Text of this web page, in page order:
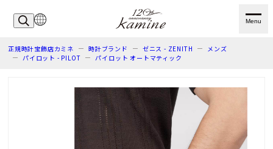
Menu
正規時計宝飾店カミネ 時計ブランド ゼニス - ZENITH
メンズ
パイロット - PILOT
パイロット オートマティック